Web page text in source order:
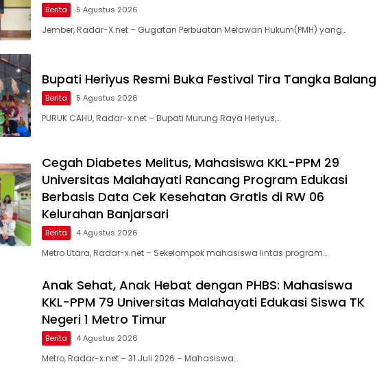
Berita 5 Agustus 2026
Jember, Radar-X.net – Gugatan Perbuatan Melawan Hukum(PMH) yang…
Bupati Heriyus Resmi Buka Festival Tira Tangka Balang
Berita 5 Agustus 2026
PURUK CAHU, Radar-x.net – Bupati Murung Raya Heriyus,…
Cegah Diabetes Melitus, Mahasiswa KKL-PPM 29
Universitas Malahayati Rancang Program Edukasi
Berbasis Data Cek Kesehatan Gratis di RW 06
Kelurahan Banjarsari
Berita 4 Agustus 2026
Metro Utara, Radar-x.net – Sekelompok mahasiswa lintas program…
Anak Sehat, Anak Hebat dengan PHBS: Mahasiswa
KKL-PPM 79 Universitas Malahayati Edukasi Siswa TK
Negeri 1 Metro Timur
Berita 4 Agustus 2026
Metro, Radar-x.net – 31 Juli 2026 – Mahasiswa…